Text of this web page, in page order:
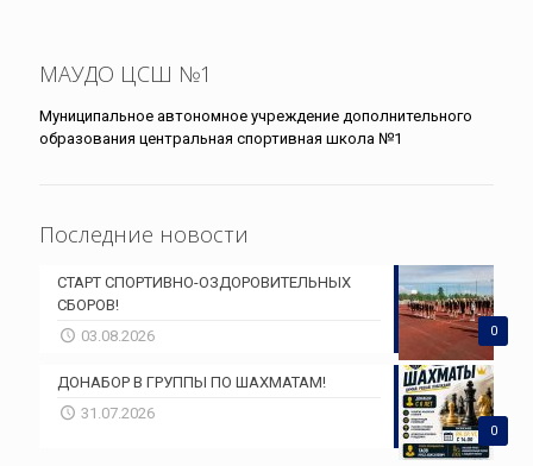
МАУДО ЦСШ №1
Муниципальное автономное учреждение дополнительного
образования центральная спортивная школа №1
Последние новости
0
СТАРТ СПОРТИВНО-ОЗДОРОВИТЕЛЬНЫХ
СБОРОВ!
03.08.2026
0
ДОНАБОР В ГРУППЫ ПО ШАХМАТАМ!
31.07.2026